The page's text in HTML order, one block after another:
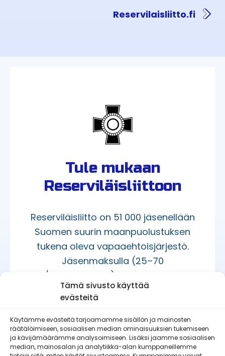
Tämä sivusto käyttää
evästeitä
Käytämme evästeitä tarjoamamme sisällön ja mainosten
räätälöimiseen, sosiaalisen median ominaisuuksien tukemiseen
ja kävijämäärämme analysoimiseen. Lisäksi jaamme sosiaalisen
median, mainosalan ja analytiikka-alan kumppaneillemme
Reservilaisliitto.fi
Tule mukaan
Reserviläisliittoon
Reserviläisliitto on 51 000 jäsenellään
Suomen suurin maanpuolustuksen
tukena oleva vapaaehtoisjärjestö.
Jäsenmaksulla (25–70
€/kalenterivuosi) pääset mukaan
toimintaamme.
LIITY JÄSENEKSI